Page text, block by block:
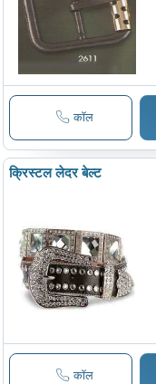
कॉल
क्रिस्टल लेदर बेल्ट
कॉल